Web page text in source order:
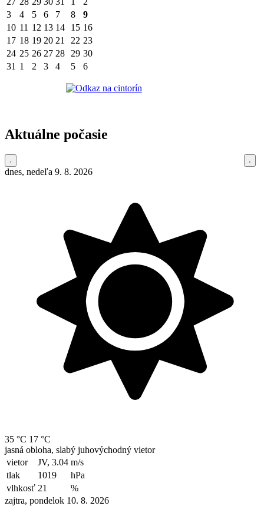
3
4 5 6 7 8
9
10 11 12 13 14 15 16
17 18 19 20 21 22 23
24 25 26 27 28 29 30
31 1 2 3 4 5 6
Aktuálne počasie
dnes, nedeľa 9. 8. 2026
35 °C 17 °C
jasná obloha, slabý juhovýchodný vietor
vietor
JV, 3.04 m/s
tlak
1019
hPa
vlhkosť 21
%
zajtra, pondelok 10. 8. 2026